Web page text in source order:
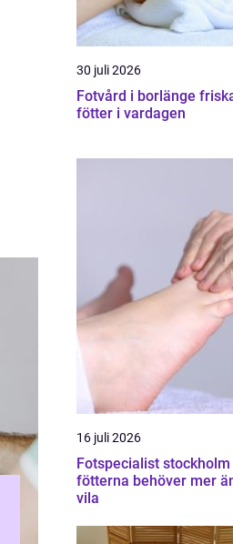
30 juli 2026
Fotvård i borlänge friskare
fötter i vardagen
16 juli 2026
Fotspecialist stockholm när
fötterna behöver mer
vila